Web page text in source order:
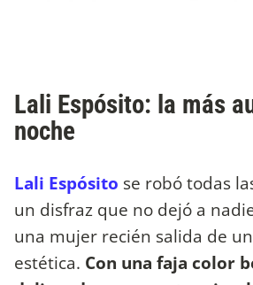
Lali Espósito: la más
noche
Lali Espósito se robó todas
un disfraz que no dejó a
una mujer recién salida de
estética. Con una faja color